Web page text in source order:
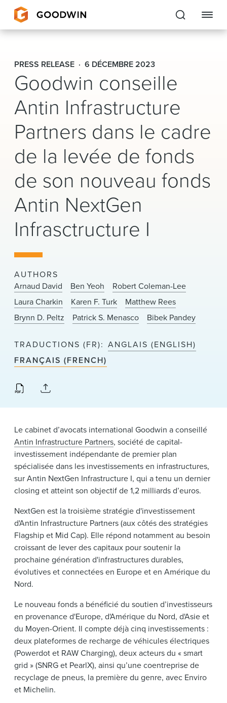
Goodwin
EXPERTISE
PEOPLE
CAREERS
INSIGHTS & RESOURCES
About Us
Locations
News & Events
Alumni
PRESS RELEASE 6 DÉCEMBRE 2023
Goodwin conseille
Antin Infrastructure
Partners dans le cadre
de la levée de fonds
de son nouveau fonds
Antin NextGen
Infrasctructure I
AUTHORS
Arnaud David
Ben Yeoh
Robert Coleman-Lee
Laura Charkin
Karen F. Turk
Matthew Rees
Brynn D. Peltz
Patrick S. Menasco Bibek Pandey
TRADUCTIONS (FR)
ANGLAIS (ENGLISH)
FRANÇAIS (FRENCH)
Le cabinet d’avocats international Goodwin a conseillé
Antin Infrastructure Partners, société de capital-
investissement indépendante de premier plan
spécialisée dans les investissements en infrastructures,
sur Antin NextGen Infrastructure I, qui a tenu un dernier
closing et atteint son objectif de 1,2 milliards d’euros.
NextGen est la troisième stratégie d'investissement
d'Antin Infrastructure Partners (aux côtés des stratégies
Flagship et Mid Cap). Elle répond notamment au besoin
croissant de lever des capitaux pour soutenir la
prochaine génération d'infrastructures durables,
évolutives et connectées en Europe et en Amérique du
Nord.
Le nouveau fonds a bénéficié du soutien d’investisseurs
en provenance d'Europe, d'Amérique du Nord, d'Asie et
du Moyen-Orient. Il compte déjà cinq investissements :
deux plateformes de recharge de véhicules électriques
(Powerdot et RAW Charging), deux acteurs du « smart
grid » (SNRG et PearlX), ainsi qu’une coentreprise de
recyclage de pneus, la première du genre, avec Enviro
et Michelin.